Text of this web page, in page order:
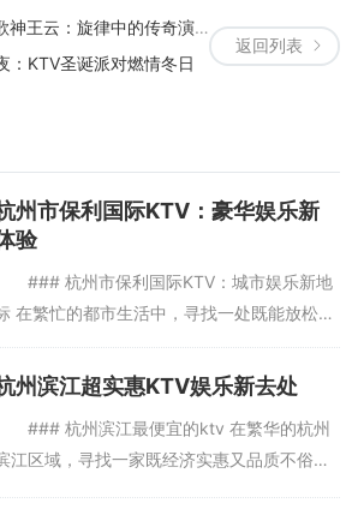
返回列表
王云：旋律中的传奇演绎
：KTV圣诞派对燃情冬日
州市保利国际KTV：豪华娱乐新
验
### 杭州市保利国际KTV：城市娱乐新地
在繁忙的都市生活中，寻找一处既能放松身
，又能体验高品质娱乐的场所，成为了许多
的追求。杭州市，这座历史悠久而又充满活
州滨江超实惠KTV娱乐新去处
### 杭州滨江最便宜的ktv 在繁华的杭州
江区域，寻找一家既经济实惠又品质不俗的